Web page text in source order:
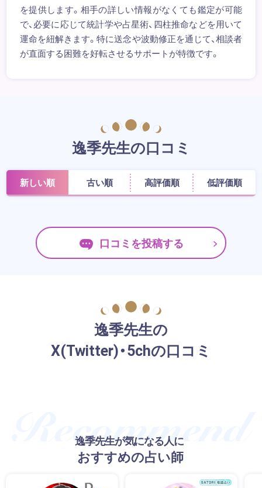
を提供します。相手の詳しい情報がなくても鑑定が可能
で、必要に応じて統計学や占星術、四柱推命などを用いて
運命を紐解きます。特に送念や波動修正を通じて、相談者
が直面する困難を好転させるサポートが特徴です。
逸季先生の口コミ
新しい順 古い順 高評価順 低評価順
口コミを投稿する
逸季先生の
X(Twitter)・5chの口コミ
逸季先生が気になる人に
おすすめの占い師